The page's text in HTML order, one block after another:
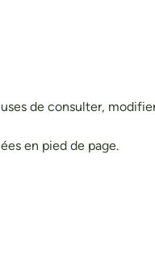
de consulter,
en pied de page.​